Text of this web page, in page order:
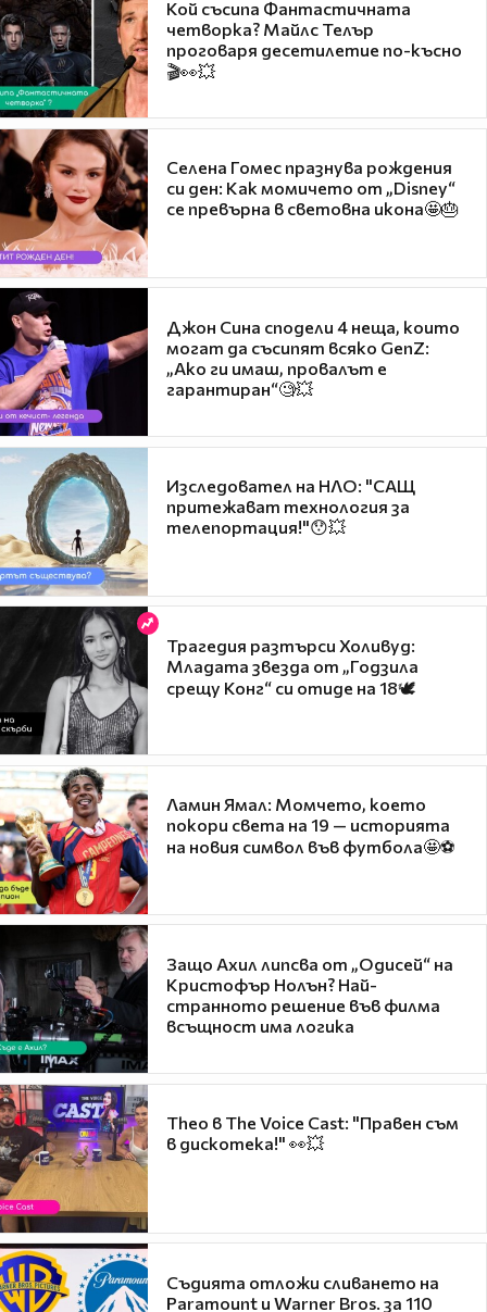
Кой съсипа Фантастичната
четворка? Майлс Телър
проговаря десетилетие по-късно
🎬👀💥
Селена Гомес празнува рождения
си ден: Как момичето от „Disney“
се превърна в световна икона🤩🎂
Джон Сина сподели 4 неща, които
могат да съсипят всяко GenZ:
„Ако ги имаш, провалът е
гарантиран“🧐💥
Изследовател на НЛО: "САЩ
притежават технология за
телепортация!"😯💥
Трагедия разтърси Холивуд:
Младата звезда от „Годзила
срещу Конг“ си отиде на 18🕊️
Ламин Ямал: Момчето, което
покори света на 19 — историята
на новия символ във футбола🤩⚽
Защо Ахил липсва от „Одисей“ на
Кристофър Нолън? Най-
странното решение във филма
всъщност има логика
Theo в The Voice Cast: "Правен съм
в дискотека!" 👀💥
Съдията отложи сливането на
Paramount и Warner Bros. за 110